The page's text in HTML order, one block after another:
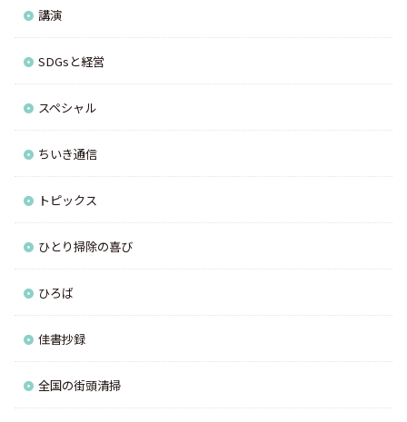
講演
SDGsと経営
スペシャル
ちいき通信
トピックス
ひとり掃除の喜び
ひろば
佳書抄録
全国の街頭清掃